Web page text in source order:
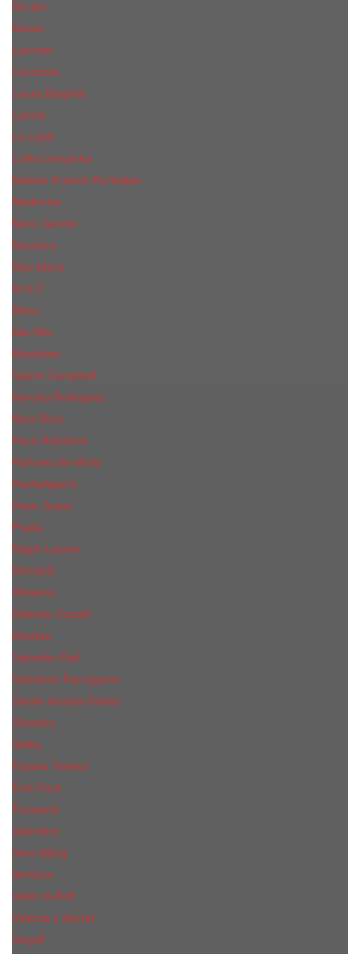
КиLian
Kenzo
Lacoste
Lancome
Laura Biagiotti
Lanvin
Lе Lab0
Lolita Lempicka
Maison Francis Kurkdjian
Madonna
Marc Jacobs
Mancera
Max Mara
M.А.C.
Mexx
Miu Miu
Mоsсhino
Naomi Campbell
Narciso Rodriguez
Nina Ricci
Paco Rabanne
Parfums de Marly
Penhaligon's
Pepe Jeans
Prada
Ralph Lauren
RicHarD
Rihanna
Roberto Cavalli
Rochas
Salvador Dali
Salvatore Ferragamo
Sarah Jessica Parker
Shiseido
Sisley
Tiziana Terenzi
Tom Ford
Trussardi
Valentino
Vera Wang
Versace
Viktor & Rolf
Victoria s Secret
Xerjoff